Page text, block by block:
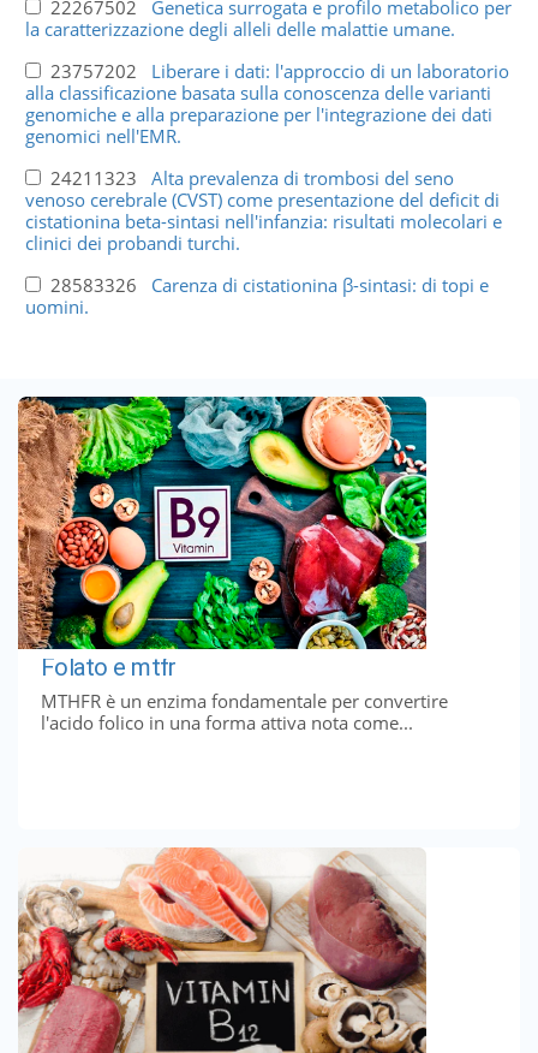
22267502 Genetica surrogata e profilo metabolico per
la caratterizzazione degli alleli delle malattie umane.
23757202 Liberare i dati: l'approccio di un laboratorio
alla classificazione basata sulla conoscenza delle varianti
genomiche e alla preparazione per l'integrazione dei dati
genomici nell'EMR.
24211323 Alta prevalenza di trombosi del seno
venoso cerebrale (CVST) come presentazione del deficit di
cistationina beta-sintasi nell'infanzia: risultati molecolari e
clinici dei probandi turchi.
28583326 Carenza di cistationina β-sintasi: di topi e
uomini.
Folato e mtfr
MTHFR è un enzima fondamentale per convertire
l'acido folico in una forma attiva nota come...